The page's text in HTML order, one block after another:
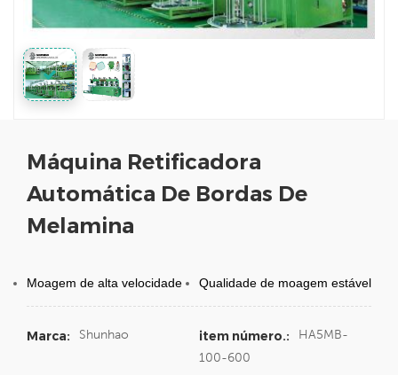
Máquina Retificadora
Automática De Bordas De
Melamina
Moagem de alta velocidade Qualidade de moagem estável
Marca: Shunhao item número.:
HA5MB-
100-600